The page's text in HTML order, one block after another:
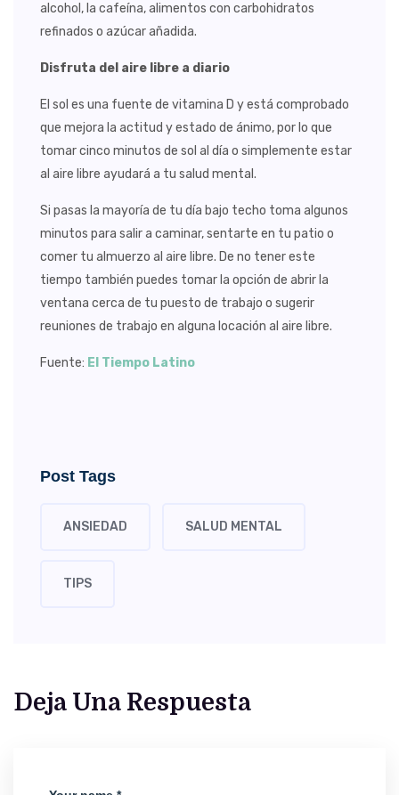
alcohol, la cafeína, alimentos con carbohidratos
refinados o azúcar añadida.
Disfruta del aire libre a diario
El sol es una fuente de vitamina D y está comprobado
que mejora la actitud y estado de ánimo, por lo que
tomar cinco minutos de sol al día o simplemente estar
al aire libre ayudará a tu salud mental.
Si pasas la mayoría de tu día bajo techo toma algunos
minutos para salir a caminar, sentarte en tu patio o
comer tu almuerzo al aire libre. De no tener este
tiempo también puedes tomar la opción de abrir la
ventana cerca de tu puesto de trabajo o sugerir
reuniones de trabajo en alguna locación al aire libre.
Fuente: El Tiempo Latino
Post Tags
ANSIEDAD SALUD MENTAL
TIPS
Deja Una Respuesta